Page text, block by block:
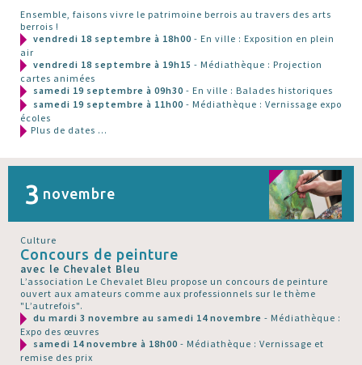
Ensemble, faisons vivre le patrimoine berrois au travers des arts
berrois !
vendredi 18 septembre à 18h00 - En ville : Exposition en plein
air
vendredi 18 septembre à 19h15 - Médiathèque : Projection
cartes animées
samedi 19 septembre à 09h30 - En ville : Balades historiques
samedi 19 septembre à 11h00 - Médiathèque : Vernissage expo
écoles
Plus de dates ...
3 novembre
Culture
Concours de peinture
avec le Chevalet Bleu
L’association Le Chevalet Bleu propose un concours de peinture
ouvert aux amateurs comme aux professionnels sur le thème
"L’autrefois".
du mardi 3 novembre au samedi 14 novembre - Médiathèque :
Expo des œuvres
samedi 14 novembre à 18h00 - Médiathèque : Vernissage et
remise des prix